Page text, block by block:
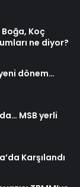
Koç
ne diyor?
dönem…
MSB yerli
Karşılandı